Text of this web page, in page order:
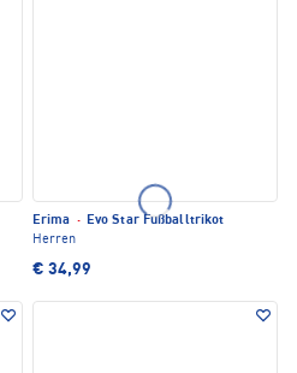
Erima · Evo Star Fußballtrikot
Herren
€ 34,99